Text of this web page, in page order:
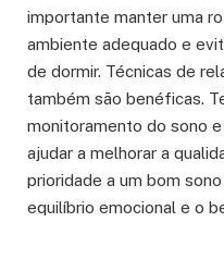
importante manter uma
ambiente adequado e
de dormir. Técnicas de
também são benéficas.
monitoramento do sono
ajudar a melhorar a
prioridade a um bom
equilíbrio emocional e o